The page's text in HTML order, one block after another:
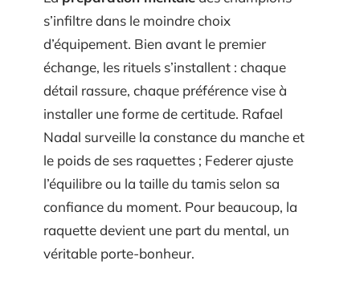
s’infiltre dans le moindre choix
d’équipement. Bien avant le premier
échange, les rituels s’installent : chaque
détail rassure, chaque préférence vise à
installer une forme de certitude. Rafael
Nadal surveille la constance du manche et
le poids de ses raquettes ; Federer ajuste
l’équilibre ou la taille du tamis selon sa
confiance du moment. Pour beaucoup, la
raquette devient une part du mental, un
véritable porte-bonheur.